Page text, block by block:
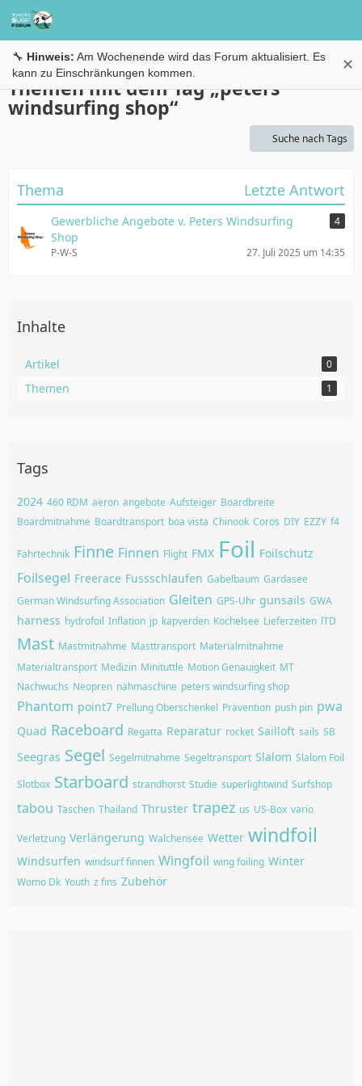
🔧 Hinweis: Am Wochenende wird das Forum aktualisiert. Es
kann zu Einschränkungen kommen.
✕
TimeTo.Surf Forum
Themen mit dem Tag „peters
windsurfing shop“
Suche nach Tags
Thema Letzte Antwort
Gewerbliche Angebote v. Peters Windsurfing
Shop
4
P-W-S 27. Juli 2025 um 14:35
Inhalte
Artikel 0
Themen 1
Tags
2024 460 RDM aeron angebote Aufsteiger Boardbreite
Boardmitnahme Boardtransport boa vista Chinook Coros DIY EZZY f4
Fahrtechnik Finne Finnen Flight FMX Foil Foilschutz
Foilsegel Freerace Fussschlaufen Gabelbaum Gardasee
German Windsurfing Association Gleiten GPS-Uhr gunsails GWA
harness hydrofoil Inflation jp kapverden Kochelsee Lieferzeiten lTD
Mast Mastmitnahme Masttransport Materialmitnahme
Materialtransport Medizin Minituttle Motion Genauigkeit MT
Nachwuchs Neopren nähmaschine peters windsurfing shop
Phantom point7 Prellung Oberschenkel Prävention push pin pwa
Quad Raceboard Regatta Reparatur rocket Sailloft sails SB
Seegras Segel Segelmitnahme Segeltransport Slalom Slalom Foil
Slotbox Starboard strandhorst Studie superlightwind Surfshop
tabou Taschen Thailand Thruster trapez us US-Box vario
Verletzung Verlängerung Walchensee Wetter windfoil
Windsurfen windsurf finnen Wingfoil wing foiling Winter
Womo Dk Youth z fins Zubehör